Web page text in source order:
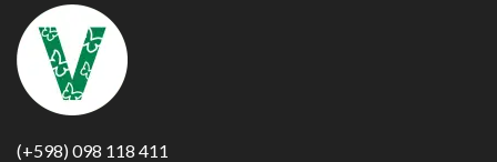
(+598) 098 118 411